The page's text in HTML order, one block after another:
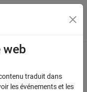
du menu
web
traduit dans
les événements et les